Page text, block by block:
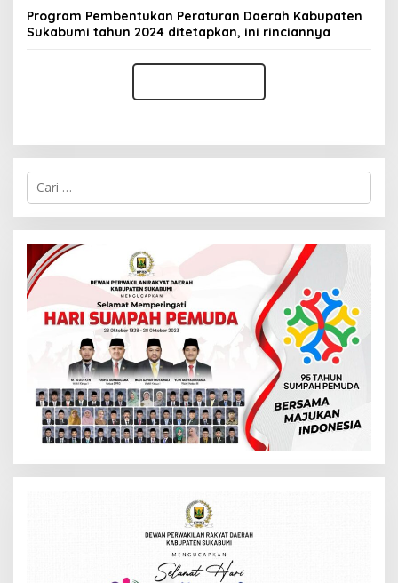
Program Pembentukan Peraturan Daerah Kabupaten
Sukabumi tahun 2024 ditetapkan, ini rinciannya
C
i
u
n
t
u
k